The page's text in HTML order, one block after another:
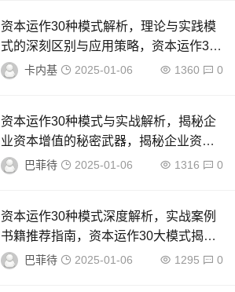
资本运作30种模式解析，理论与实践模
式的深刻区别与应用策略，资本运作30
大模式揭秘，理论与实践应用策略对比
卡内基 2025-01-06 1360 0
资本运作30种模式与实战解析，揭秘企
业资本增值的秘密武器，揭秘企业资本
增值，30种资本运作模式实战解析
巴菲待 2025-01-06 1316 0
资本运作30种模式深度解析，实战案例
书籍推荐指南，资本运作30大模式揭
秘，实战案例与书籍推荐指南
巴菲待 2025-01-06 1295 0